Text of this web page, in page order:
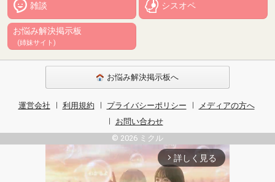
雑談 シスオペ
お悩み解決掲示板
(姉妹サイト)
お悩み解決掲示板へ
運営会社 利用規約 プライバシーポリシー
メディアの方へ
お問い合わせ
© 2026 ミクル
arrow_forward_ios 詳しく見る